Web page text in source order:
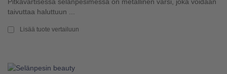
taivuttaa haluttuun ...
Lisää tuote vertailuun